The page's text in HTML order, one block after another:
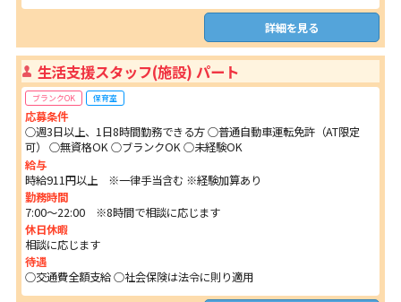
詳細を見る
生活支援スタッフ(施設) パート
ブランクOK 保育室
応募条件
○週3日以上、1日8時間勤務できる方 ○普通自動車運転免許（AT限定
可） ○無資格OK ○ブランクOK ○未経験OK
給与
時給911円以上 ※一律手当含む ※経験加算あり
勤務時間
7:00～22:00 ※8時間で相談に応じます
休日休暇
相談に応じます
待遇
○交通費全額支給 ○社会保険は法令に則り適用